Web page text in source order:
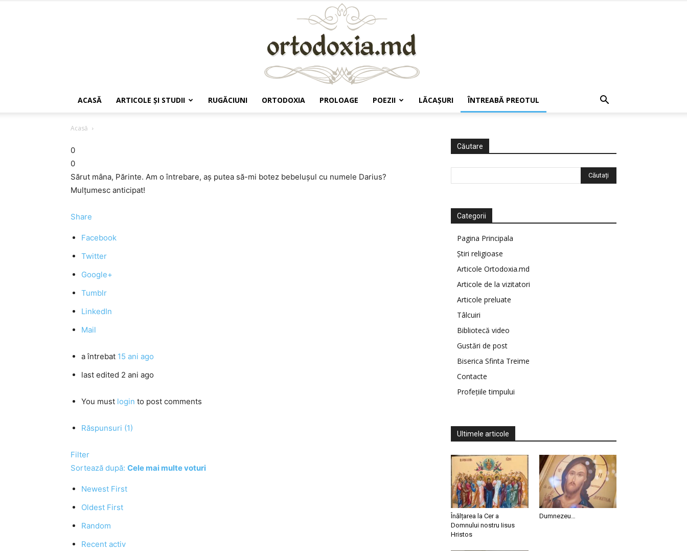
ACASĂ ARTICOLE ŞI STUDII RUGĂCIUNI ORTODOXIA PROLOAGE POEZII LĂCAŞURI ÎNTREABĂ PREOTUL
Acasă
0
0
Sărut mâna, Părinte. Am o întrebare, aş putea să-mi botez bebeluşul cu numele Darius?
Mulţumesc anticipat!
Share
Facebook
Twitter
Google+
Tumblr
LinkedIn
Mail
a întrebat 15 ani ago
last edited 2 ani ago
You must login to post comments
Răspunsuri (1)
Filter
Sortează după: Cele mai multe voturi
Newest First
Oldest First
Random
Recent activ
Căutare
Categorii
Pagina Principala
Știri religioase
Articole Ortodoxia.md
Articole de la vizitatori
Articole preluate
Tâlcuiri
Bibliotecă video
Gustări de post
Biserica Sfinta Treime
Contacte
Profețiile timpului
Ultimele articole
Înălțarea la Cer a
Domnului nostru Iisus
Hristos
Dumnezeu…